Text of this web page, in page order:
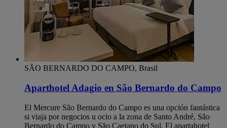
SÃO BERNARDO DO CAMPO, Brasil
Aparthotel Adagio en São Bernardo do Campo
El Mercure São Bernardo do Campo es una opción fantástica
si viaja por negocios u ocio a la zona de Santo André, São
Bernardo do Campo y São Caetano do Sul. El apartahotel